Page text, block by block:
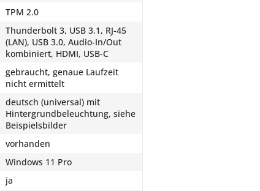
TPM 2.0
Thunderbolt 3, USB 3.1, RJ-45
(LAN), USB 3.0, Audio-In/Out
kombiniert, HDMI, USB-C
gebraucht, genaue Laufzeit
nicht ermittelt
deutsch (universal) mit
Hintergrundbeleuchtung, siehe
Beispielsbilder
vorhanden
Windows 11 Pro
ja